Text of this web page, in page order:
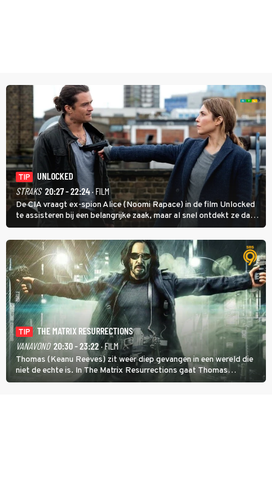
TIP
UNLOCKED
STRAKS 20:27 - 22:24· FILM
De CIA vraagt ex-spion Alice (Noomi Rapace) in de film Unlocked
te assisteren bij een belangrijke zaak, maar al snel ontdekt ze dat
degene die haar aanstelde kwade bedoelingen heeft.
TIP
THE MATRIX RESURRECTIONS
VANAVOND 20:30 - 23:22· FILM
Thomas (Keanu Reeves) zit weer diep gevangen in een wereld die
niet de echte is. In The Matrix Resurrections gaat Thomas
proberen uit deze schijnwereld te ontsnappen.